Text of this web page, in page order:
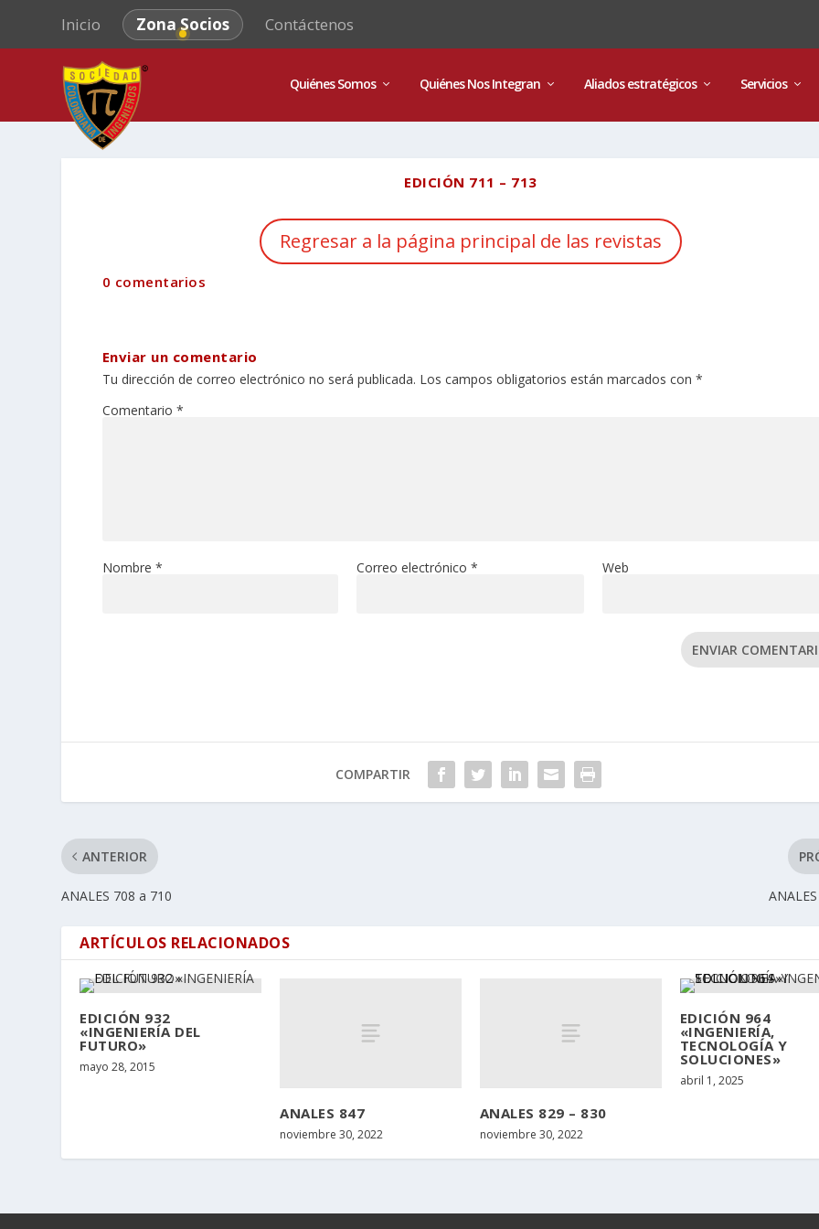
Inicio Zona Socios Contáctenos
Quiénes Somos Quiénes Nos Integran Aliados estratégicos Servicios
EDICIÓN 711 – 713
Regresar a la página principal de las revistas
0 comentarios
Enviar un comentario
Tu dirección de correo electrónico no será publicada. Los campos obligatorios están marcados con *
Comentario *
Nombre * Correo electrónico* Web
ENVIAR
COMPARTIR
ANTERIOR
ANALES 708 a 710
ARTÍCULOS RELACIONADOS
EDICIÓN 932
«INGENIERÍA DEL
FUTURO»
mayo 28, 2015
ANALES 847
noviembre 30, 2022
ANALES 829 – 830
noviembre 30, 2022
EDICIÓN 964
«INGENIERÍA,
TECNOLOGÍA Y
SOLUCIONES»
abril 1, 2025